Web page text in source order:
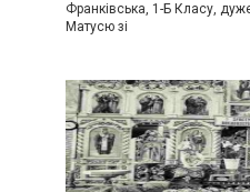
Франківська, 1-Б Класу,
Матусю зі